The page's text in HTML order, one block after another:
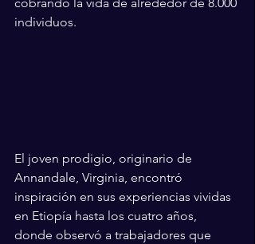
individuos.
El joven prodigio, originario de
Annandale, Virginia, encontró
inspiración en sus experiencias vividas
en Etiopía hasta los cuatro años,
donde observó a trabajadores que